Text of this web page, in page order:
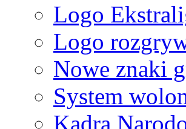
Logo
Logo
Nowe znaki
System
Kadra